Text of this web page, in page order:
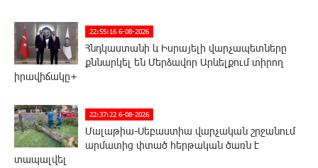
22:55:16 6-08-2026
Հնդկաստանի և Իսրայելի վարչապետները
քննարկել են Մերձավոր Արևելքում տիրող
իրավիճակը+
22:37:22 6-08-2026
Մալաթիա-Սեբաստիա վարչական շրջանում
արմատից փտած հերթական ծառն է
տապալվել